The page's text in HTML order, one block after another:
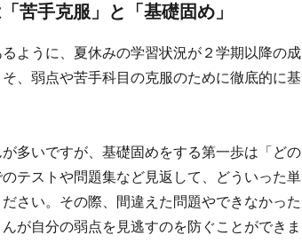
苦手克服」と「基礎固め」
ように、夏休みの学習状況が２学期以降の成
、弱点や苦手科目の克服のために徹底的に基
多いですが、基礎固めをする第一歩は「どの
テストや問題集など見返して、どういった単
さい。その際、間違えた問題やできなかった
が自分の弱点を見逃すのを防ぐことができま